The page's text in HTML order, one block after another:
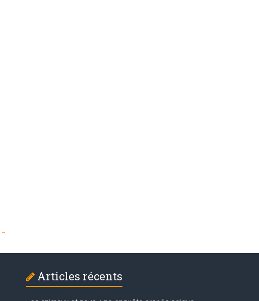
→
Articles récents